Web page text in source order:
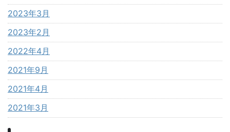
2023年3月
2023年2月
2022年4月
2021年9月
2021年4月
2021年3月